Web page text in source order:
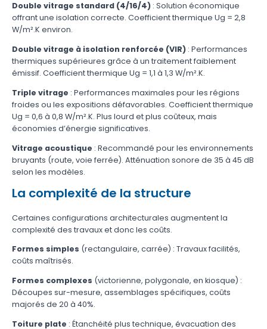
Double vitrage standard (4/16/4): Solution économique
offrant une isolation correcte. Coefficient thermique Ug = 2,8
W/m².K environ.
Double vitrage à isolation renforcée (VIR): Performances
thermiques supérieures grâce à un traitement faiblement
émissif. Coefficient thermique Ug = 1,1 à 1,3 W/m².K.
Triple vitrage : Performances maximales pour les régions
froides ou les expositions défavorables. Coefficient thermique
Ug = 0,6 à 0,8 W/m².K. Plus lourd et plus coûteux, mais
économies d’énergie significatives.
Vitrage acoustique : Recommandé pour les environnements
bruyants (route, voie ferrée). Atténuation sonore de 35 à 45 dB
selon les modèles.
La complexité de la structure
Certaines configurations architecturales augmentent la
complexité des travaux et donc les coûts.
Formes simples (rectangulaire, carrée) : Travaux facilités,
coûts maîtrisés.
Formes complexes (victorienne, polygonale, en kiosque) :
Découpes sur-mesure, assemblages spécifiques, coûts
majorés de 20 à 40%.
Toiture plate : Étanchéité plus technique, évacuation des